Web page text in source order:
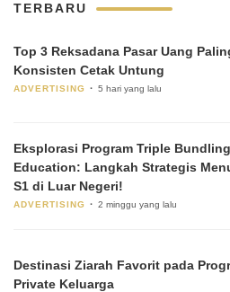
TERBARU
Top 3 Reksadana Pasar Uang
Konsisten Cetak Untung
ADVERTISING 5 hari yang lalu
Eksplorasi Program Triple
Education: Langkah Strategis
S1 di Luar Negeri!
ADVERTISING 2 minggu yang lalu
Destinasi Ziarah Favorit pada
Private Keluarga